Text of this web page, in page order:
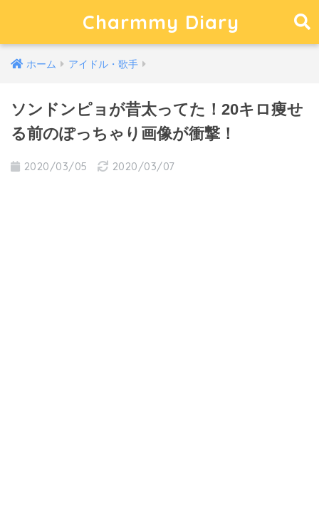
Charmmy Diary
ホーム アイドル・歌手
ソンドンピョが昔太ってた！20キロ痩せ
る前のぽっちゃり画像が衝撃！
2020/03/05 2020/03/07